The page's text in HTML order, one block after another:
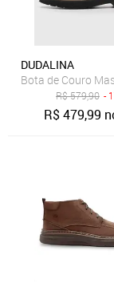
DUDALINA
Bota de Couro
R$579,90 -
R$479,99